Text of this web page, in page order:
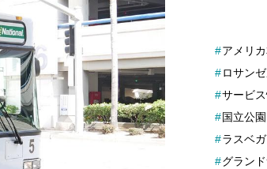
アメリ
ロサン
サービ
国立公園
ラスベ
グラン